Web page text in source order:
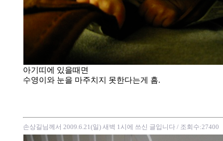
아기띠에 있을때면
수영이와 눈을 마주치지 못한다는게 흠.
손상길님께서 2009.6.21(일) 새벽 1시에 쓰신 글입니다 / 조회수:27400